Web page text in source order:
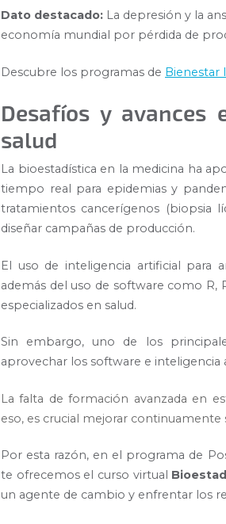
Dato destacado: La depresión y la
economía mundial por pérdida de
Descubre los programas de Bienestar
Desafíos y avances
salud
La bioestadística en la medicina ha
tiempo real para epidemias y
tratamientos cancerígenos (biopsia
diseñar campañas de producción.
El uso de inteligencia artificial para
además del uso de software como R,
especializados en salud.
Sin embargo, uno de los
aprovechar los software e inteligencia
La falta de formación avanzada en
eso, es crucial mejorar
Por esta razón, en el programa de
te ofrecemos el curso virtual
un agente de cambio y enfrentar los